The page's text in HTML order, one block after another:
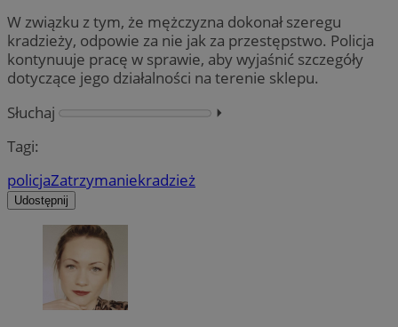
W związku z tym, że mężczyzna dokonał szeregu
kradzieży, odpowie za nie jak za przestępstwo. Policja
kontynuuje pracę w sprawie, aby wyjaśnić szczegóły
dotyczące jego działalności na terenie sklepu.
Słuchaj
⏵︎
Tagi:
policjaZatrzymaniekradzież
Udostępnij